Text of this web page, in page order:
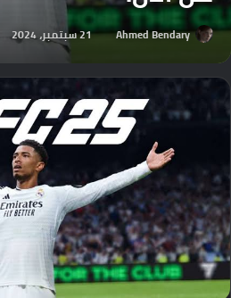
Ahmed Bendary 21 سبتمبر، 2024